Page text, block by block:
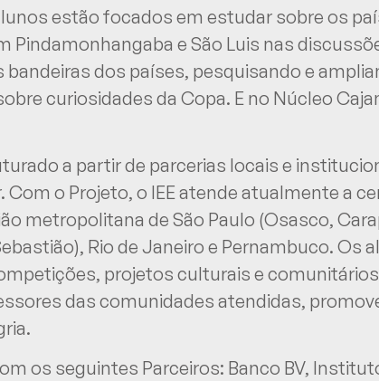
estão focados em estudar sobre os
Pindamonhangaba e São Luis nas
dos países, pesquisando e
curiosidades da Copa. E no Núcleo
a partir de parcerias locais e
o Projeto, o IEE atende atualmente a
metropolitana de São Paulo (Osasco,
Rio de Janeiro e Pernambuco.
projetos culturais e
das comunidades atendidas,
os seguintes Parceiros: Banco BV,